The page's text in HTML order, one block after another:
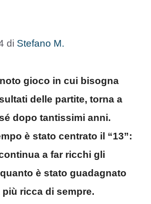
di Stefano M.
gioco in cui bisogna
delle partite, torna a
dopo tantissimi anni.
è stato centrato il “13”:
a far ricchi gli
è stato guadagnato
ricca di sempre.